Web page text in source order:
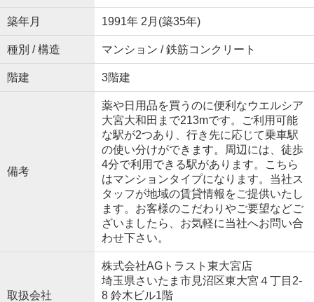
築年月 1991年 2月(築35年)
種別 / 構造 マンション / 鉄筋コンクリート
階建 3階建
備考
薬や日用品を買うのに便利なウエルシア
大宮大和田まで213mです。ご利用可能
な駅が2つあり、行き先に応じて乗車駅
の使い分けができます。周辺には、徒歩
4分で利用できる駅があります。こちら
はマンションタイプになります。当社ス
タッフが地域の賃貸情報をご提供いたし
ます。お客様のこだわりやご要望などご
ざいましたら、お気軽に当社へお問い合
わせ下さい。
取扱会社
株式会社AGトラスト東大宮店
埼玉県さいたま市見沼区東大宮４丁目2-
8 鈴木ビル1階